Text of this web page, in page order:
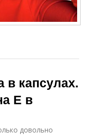
капсулах.
Е в
довольно